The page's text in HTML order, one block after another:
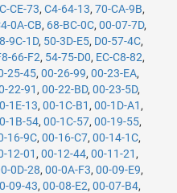
CE-73, C4-64-13, 70-CA-9B,
0A-CB, 68-BC-0C, 00-07-7D,
9C-1D, 50-3D-E5, D0-57-4C,
66-F2, 54-75-D0, EC-C8-82,
25-45, 00-26-99, 00-23-EA,
22-91 , 00-22-BD, 00-23-5D,
1E-13, 00-1C-B1 , 00-1D-A1 ,
1B-54, 00-1C-57, 00-19-55,
16-9C, 00-16-C7, 00-14-1C,
12-01 , 00-12-44, 00-11-21 ,
0D-28, 00-0A-F3, 00-09-E9,
09-43, 00-08-E2, 00-07-B4,